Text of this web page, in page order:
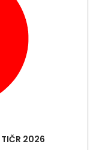
TIČR 2026